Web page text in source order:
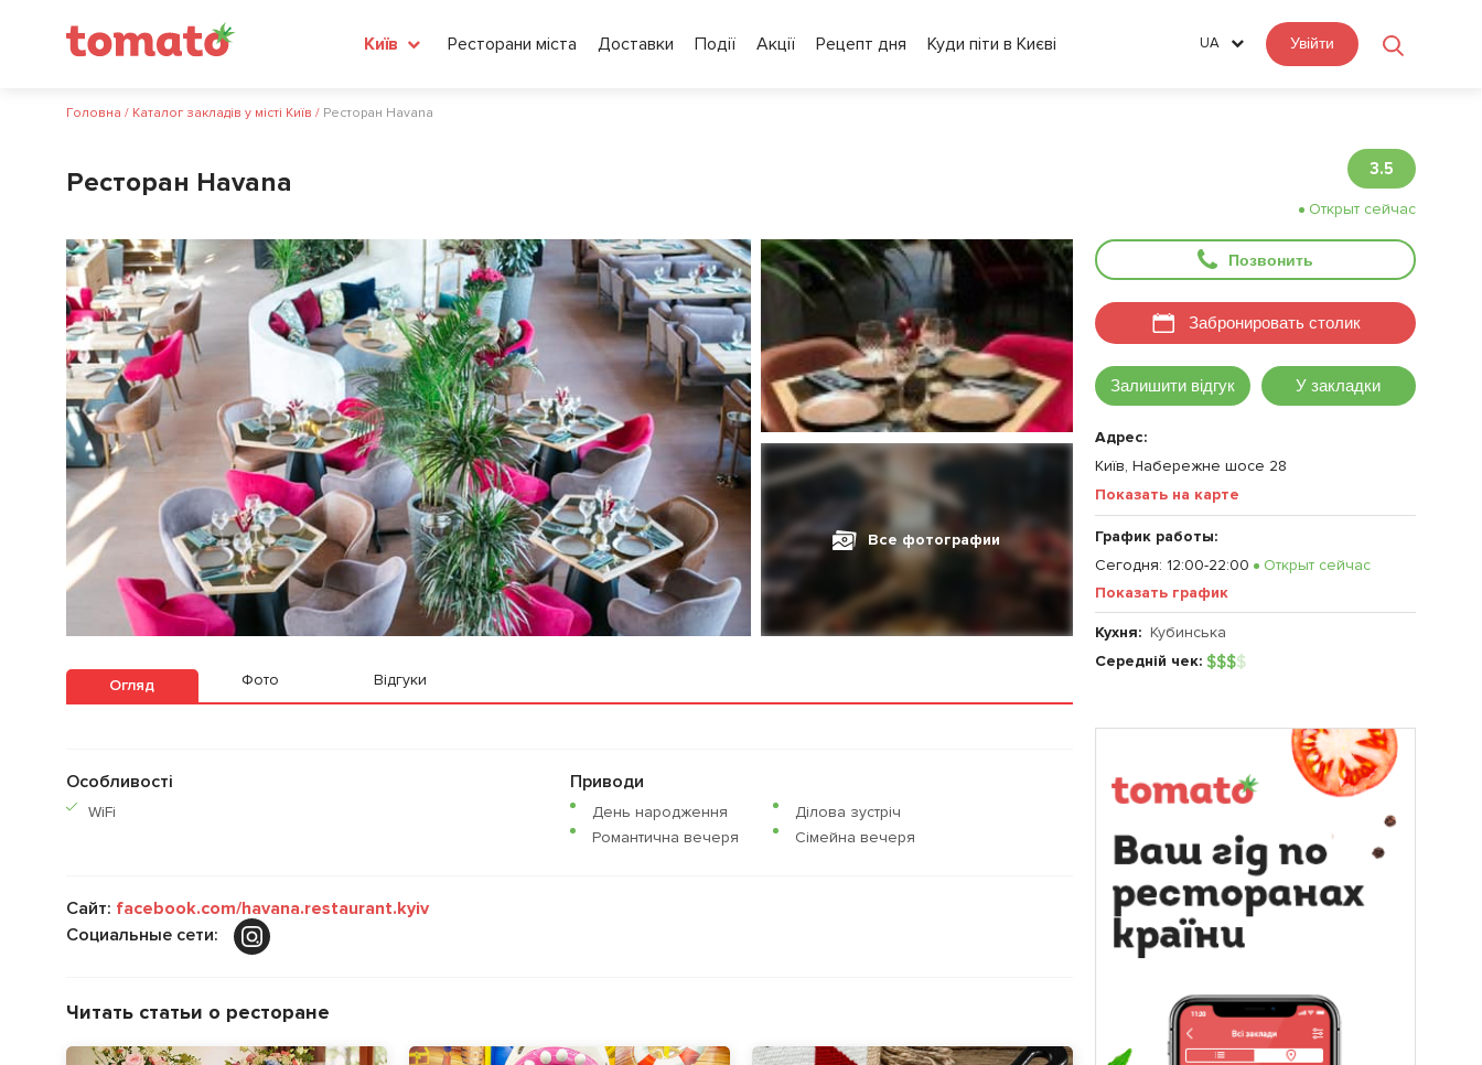
Київ Ресторани міста Доставки Події Акції Рецепт дня Куди піти в Києві UA Увійти
Головна / Каталог закладів у місті Київ / Ресторан Havana
Ресторан Havana 3.5
Открыт сейчас
Позвонить
Забронировать столик
Залишити відгук У закладки
Адрес:
Київ, Набережне шосе 28
Показать на карте
График работы:
Сегодня: 12:00-22:00
Открыт сейчас
Показать график
Кухня: Кубинська
Середній чек: $$$$
Все фотографии
Огляд Фото Відгуки
Особливості
WiFi
Приводи
День народження
Ділова зустріч
Романтична вечеря
Сімейна вечеря
Сайт: facebook.com/havana.restaurant.kyiv
Социальные сети:
Читать статьи о ресторане